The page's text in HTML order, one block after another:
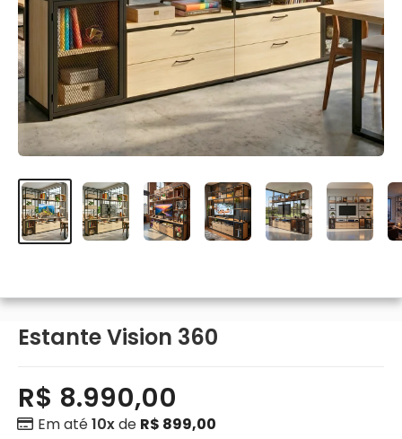
Estante Vision 360
R$ 8.990,00
Em até10xde R$ 899,00